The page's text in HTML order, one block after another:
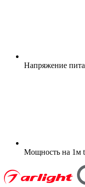
Напряжение
Мощность на 1м